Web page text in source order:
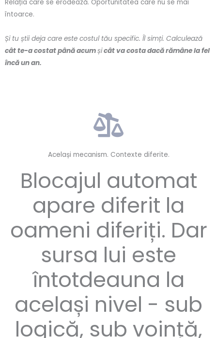
Relația care se erodează. Oportunitatea care nu se mai
întoarce.
Și tu știi deja care este costul tău specific. Îl simți. Calculează
cât te-a costat până acumșicât va costa dacă rămâne la fel
încă un an.
Același mecanism. Contexte diferite.
Blocajul automat
apare diferit la
oameni diferiți. Dar
sursa lui este
întotdeauna la
același nivel - sub
logică, sub voință,